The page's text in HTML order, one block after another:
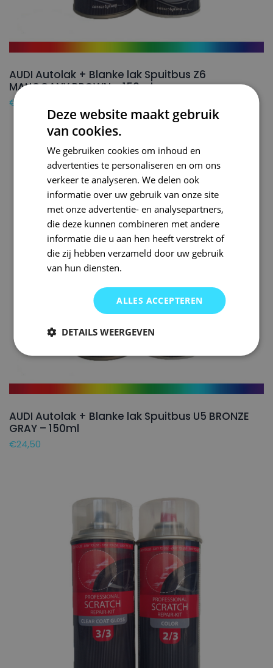
AUDI Autolak + Blanke lak Spuitbus Z6
MAHOGANY BROWN – 150ml
€
AUDI Autolak + Blanke lak Spuitbus U5 BRONZE
GRAY – 150ml
€24,50
Deze website maakt gebruik
van cookies.
We gebruiken cookies om inhoud en
advertenties te personaliseren en om ons
verkeer te analyseren. We delen ook
informatie over uw gebruik van onze site
met onze advertentie- en analysepartners,
die deze kunnen combineren met andere
informatie die u aan hen heeft verstrekt of
die zij hebben verzameld door uw gebruik
van hun diensten.
ALLES ACCEPTEREN
DETAILS WEERGEVEN